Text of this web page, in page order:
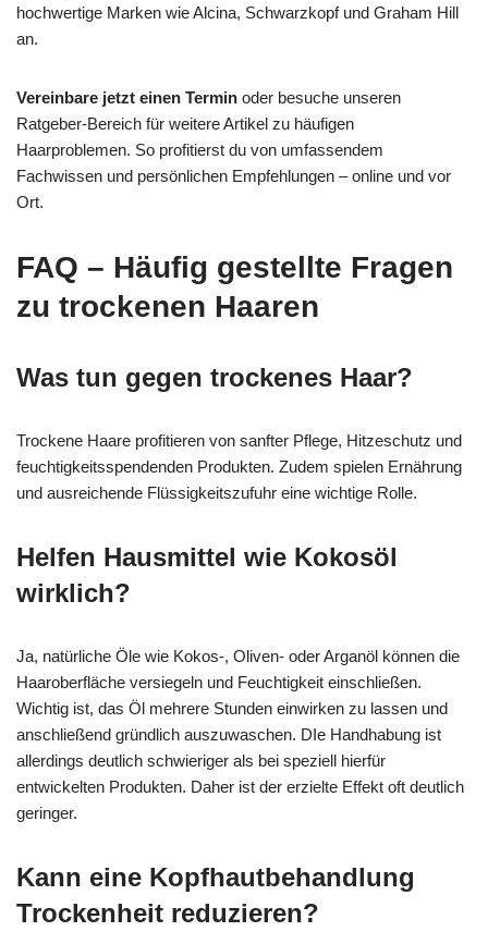
hochwertige Marken wie Alcina, Schwarzkopf und Graham Hill
an.
Vereinbare jetzt einen Termin oder besuche unseren
Ratgeber‑Bereich für weitere Artikel zu häufigen
Haarproblemen. So profitierst du von umfassendem
Fachwissen und persönlichen Empfehlungen – online und vor
Ort.
FAQ – Häufig gestellte Fragen
zu trockenen Haaren
Was tun gegen trockenes Haar?
Trockene Haare profitieren von sanfter Pflege, Hitzeschutz und
feuchtigkeitsspendenden Produkten. Zudem spielen Ernährung
und ausreichende Flüssigkeitszufuhr eine wichtige Rolle.
Helfen Hausmittel wie Kokosöl
wirklich?
Ja, natürliche Öle wie Kokos‑, Oliven‑ oder Arganöl können die
Haaroberfläche versiegeln und Feuchtigkeit einschließen.
Wichtig ist, das Öl mehrere Stunden einwirken zu lassen und
anschließend gründlich auszuwaschen. DIe Handhabung ist
allerdings deutlich schwieriger als bei speziell hierfür
entwickelten Produkten. Daher ist der erzielte Effekt oft deutlich
geringer.
Kann eine Kopfhautbehandlung
Trockenheit reduzieren?